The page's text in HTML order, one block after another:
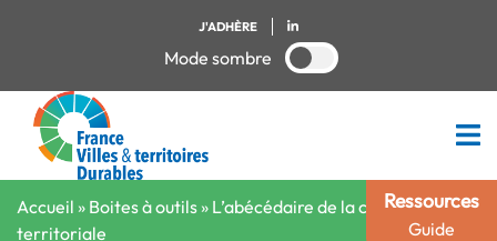
J'ADHÈRE
Mode sombre
Ressources
Guide
Accueil » Boites à outils » L’abécédaire de la coopération
territoriale